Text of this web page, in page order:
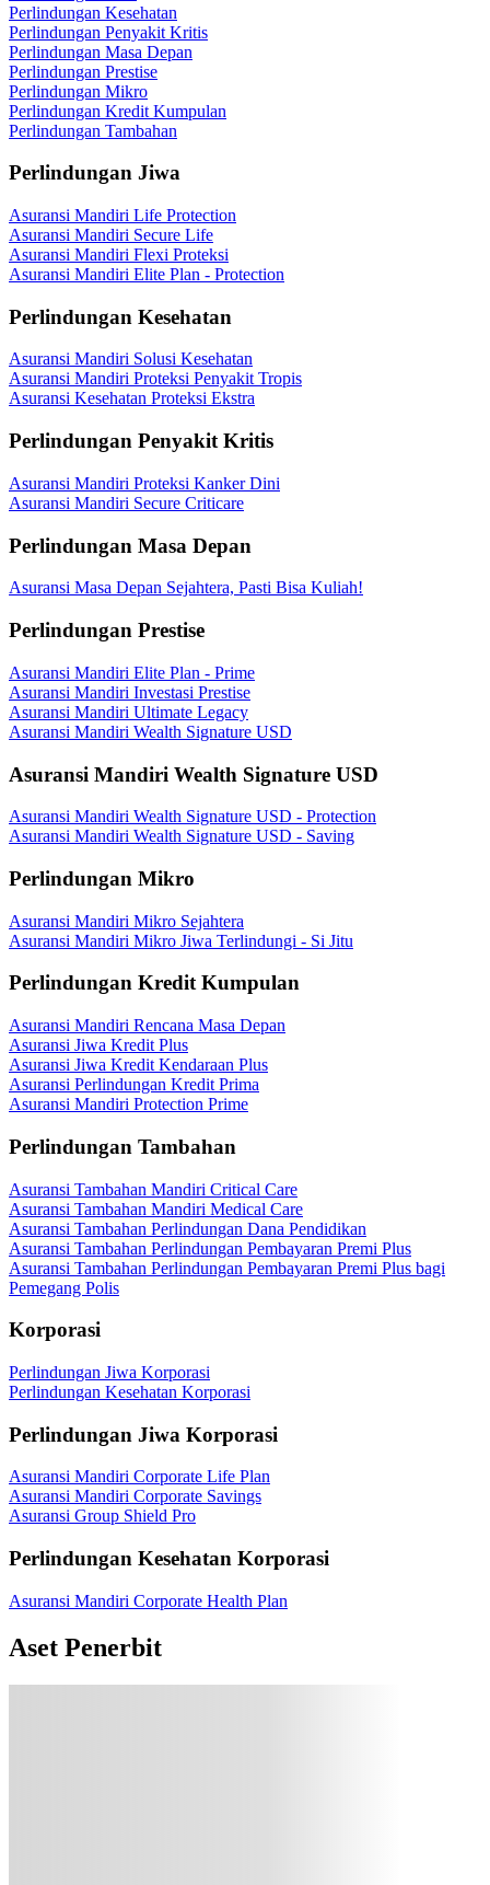
Perlindungan Kesehatan
Perlindungan Penyakit Kritis
Perlindungan Masa Depan
Perlindungan Prestise
Perlindungan Mikro
Perlindungan Kredit Kumpulan
Perlindungan Tambahan
Perlindungan Jiwa
Asuransi Mandiri Life Protection
Asuransi Mandiri Secure Life
Asuransi Mandiri Flexi Proteksi
Asuransi Mandiri Elite Plan - Protection
Perlindungan Kesehatan
Asuransi Mandiri Solusi Kesehatan
Asuransi Mandiri Proteksi Penyakit Tropis
Asuransi Kesehatan Proteksi Ekstra
Perlindungan Penyakit Kritis
Asuransi Mandiri Proteksi Kanker Dini
Asuransi Mandiri Secure Criticare
Perlindungan Masa Depan
Asuransi Masa Depan Sejahtera, Pasti Bisa Kuliah!
Perlindungan Prestise
Asuransi Mandiri Elite Plan - Prime
Asuransi Mandiri Investasi Prestise
Asuransi Mandiri Ultimate Legacy
Asuransi Mandiri Wealth Signature USD
Asuransi Mandiri Wealth Signature USD
Asuransi Mandiri Wealth Signature USD - Protection
Asuransi Mandiri Wealth Signature USD - Saving
Perlindungan Mikro
Asuransi Mandiri Mikro Sejahtera
Asuransi Mandiri Mikro Jiwa Terlindungi - Si Jitu
Perlindungan Kredit Kumpulan
Asuransi Mandiri Rencana Masa Depan
Asuransi Jiwa Kredit Plus
Asuransi Jiwa Kredit Kendaraan Plus
Asuransi Perlindungan Kredit Prima
Asuransi Mandiri Protection Prime
Perlindungan Tambahan
Asuransi Tambahan Mandiri Critical Care
Asuransi Tambahan Mandiri Medical Care
Asuransi Tambahan Perlindungan Dana Pendidikan
Asuransi Tambahan Perlindungan Pembayaran Premi Plus
Asuransi Tambahan Perlindungan Pembayaran Premi Plus bagi
Pemegang Polis
Korporasi
Perlindungan Jiwa Korporasi
Perlindungan Kesehatan Korporasi
Perlindungan Jiwa Korporasi
Asuransi Mandiri Corporate Life Plan
Asuransi Mandiri Corporate Savings
Asuransi Group Shield Pro
Perlindungan Kesehatan Korporasi
Asuransi Mandiri Corporate Health Plan
Aset Penerbit